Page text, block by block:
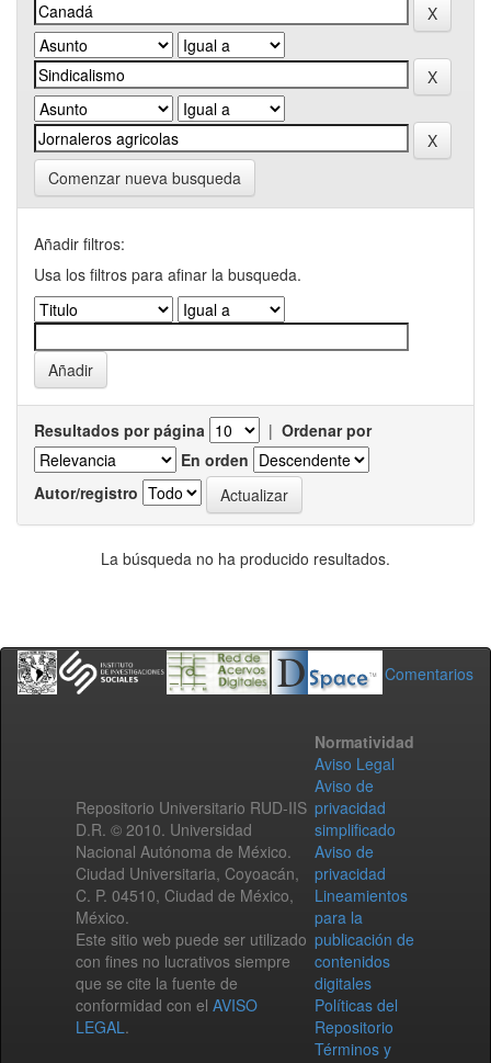
Comenzar nueva busqueda
Añadir filtros:
Usa los filtros para afinar la busqueda.
Resultados por página | Ordenar por
En orden
Autor/registro
La búsqueda no ha producido resultados.
Comentarios
Repositorio Universitario RUD-IIS
D.R. © 2010. Universidad
Nacional Autónoma de México.
Ciudad Universitaria, Coyoacán,
C. P. 04510, Ciudad de México,
México.
Este sitio web puede ser utilizado
con fines no lucrativos siempre
que se cite la fuente de
conformidad con el AVISO
LEGAL.
Normatividad
Aviso Legal
Aviso de
privacidad
simplificado
Aviso de
privacidad
Lineamientos
para la
publicación de
contenidos
digitales
Políticas del
Repositorio
Términos y